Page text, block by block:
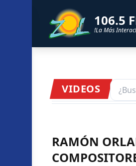
106.5
!La Más
VIDEOS
RAMÓN